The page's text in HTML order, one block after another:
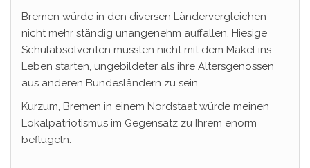
Bremen würde in den diversen Ländervergleichen
nicht mehr ständig unangenehm auffallen. Hiesige
Schulabsolventen müssten nicht mit dem Makel ins
Leben starten, ungebildeter als ihre Altersgenossen
aus anderen Bundesländern zu sein.
Kurzum, Bremen in einem Nordstaat würde meinen
Lokalpatriotismus im Gegensatz zu Ihrem enorm
beflügeln.